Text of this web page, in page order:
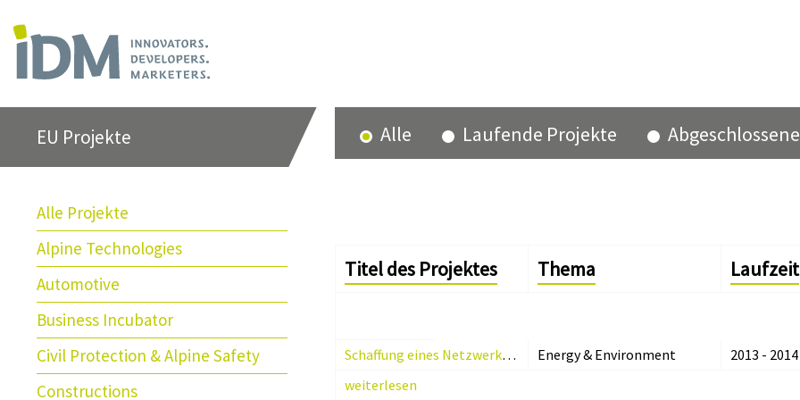
EU Projekte
Alle Projekte
Alpine Technologies
Automotive
Business Incubator
Civil Protection & Alpine Safety
Constructions
Alle Laufende Projekte
Titel des Projektes Thema Laufzeit
Schaffung eines Netzwerkes zwischen den Akteuren der Forschung, Innovation und des produzierenden Gewerbes im Themenfeld „Energieeffizienz in Produktionsprozessen“ in der Provinz Bozen Energy & Environment
2013 - 2014
weiterlesen